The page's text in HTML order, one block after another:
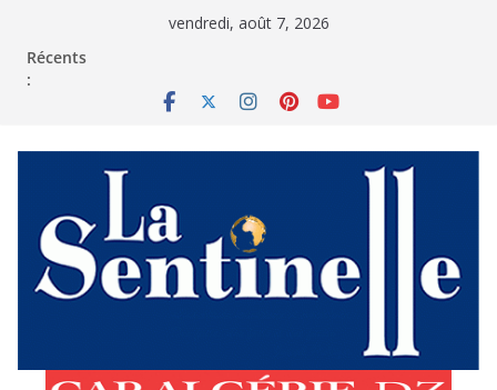
vendredi, août 7, 2026
Récents
: